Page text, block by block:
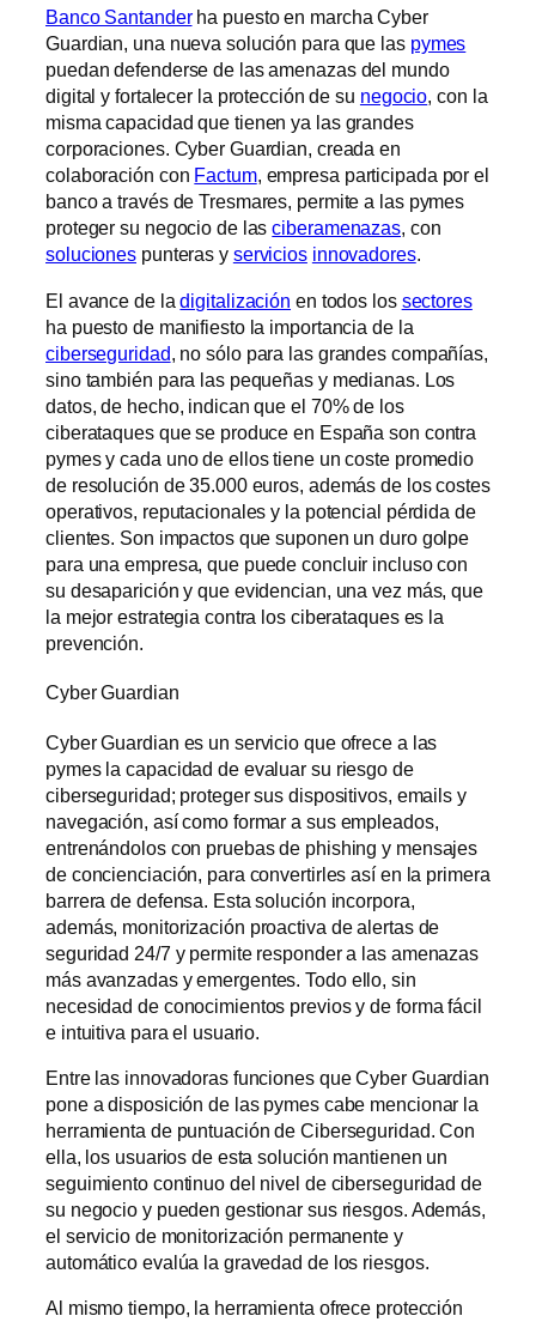
Banco Santanderha puesto en marcha Cyber
Guardian, una nueva solución para que las pymes
puedan defenderse de las amenazas del mundo
digital y fortalecer la protección de su negocio, con la
misma capacidad que tienen ya las grandes
corporaciones. Cyber Guardian, creada en
colaboración con Factum, empresa participada por el
banco a través de Tresmares, permite a las pymes
proteger su negocio de lasciberamenazas, con
soluciones punteras y servicios innovadores.
El avance de ladigitalización en todos los sectores
ha puesto de manifiesto la importancia de la
ciberseguridad, no sólo para las grandes compañías,
sino también para las pequeñas y medianas. Los
datos, de hecho, indican que el 70% de los
ciberataques que se produce en España son contra
pymes y cada uno de ellos tiene un coste promedio
de resolución de 35.000 euros, además de los costes
operativos, reputacionales y la potencial pérdida de
clientes. Son impactos que suponen un duro golpe
para una empresa, que puede concluir incluso con
su desaparición y que evidencian, una vez más, que
la mejor estrategia contra los ciberataques es la
prevención.
Cyber Guardian
Cyber Guardian es un servicio que ofrece a las
pymes la capacidad de evaluar su riesgo de
ciberseguridad; proteger sus dispositivos, emails y
navegación, así como formar a sus empleados,
entrenándolos con pruebas de phishing y mensajes
de concienciación, para convertirles así en la primera
barrera de defensa. Esta solución incorpora,
además, monitorización proactiva de alertas de
seguridad 24/7 y permite responder a las amenazas
más avanzadas y emergentes. Todo ello, sin
necesidad de conocimientos previos y de forma fácil
e intuitiva para el usuario.
Entre las innovadoras funciones que Cyber Guardian
pone a disposición de las pymes cabe mencionar la
herramienta de puntuación de Ciberseguridad. Con
ella, los usuarios de esta solución mantienen un
seguimiento continuo del nivel de ciberseguridad de
su negocio y pueden gestionar sus riesgos. Además,
el servicio de monitorización permanente y
automático evalúa la gravedad de los riesgos.
Al mismo tiempo, la herramienta ofrece protección